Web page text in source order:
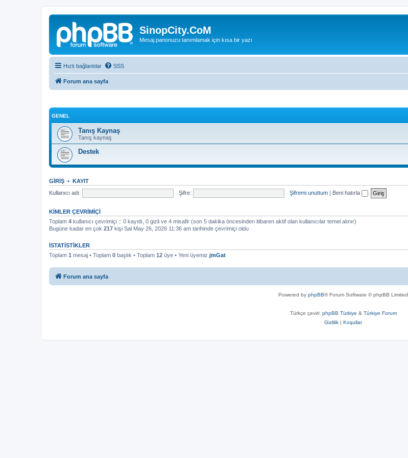
SinopCity.CoM
Mesaj panonuzu tanımlamak için kısa bir yazı
Hızlı bağlantılar SSS
Forum ana sayfa
GENEL
Tanış Kaynaş
Tanış kaynaş
Destek
GIRIŞ • KAYIT
Kullanıcı adı:
Şifre: Şifremi unuttum | Beni hatırla
KIMLER ÇEVRIMIÇI
Toplam 4 kullanıcı çevrimiçi :: 0 kayıtlı, 0 gizli ve 4 misafir (son 5 dakika öncesinden itibaren aktif olan kullanıcılar temel alınır)
Bugüne kadar en çok 217 kişi Sal May 26, 2026 11:36 am tarihinde çevrimiçi oldu
İSTATISTIKLER
Toplam 1 mesaj • Toplam 0 başlık • Toplam 12 üye • Yeni üyemiz jmGat
Forum ana sayfa
Powered by phpBB® Forum Software © phpBB Limited
Türkçe çeviri: phpBB Türkiye & Türkiye Forum
Gizlilik | Koşullar